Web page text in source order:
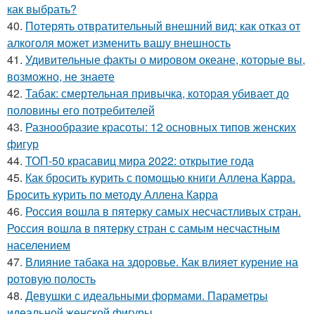
как выбрать?
40. Потерять отвратительный внешний вид: как отказ от
алкоголя может изменить вашу внешность
41. Удивительные факты о мировом океане, которые вы,
возможно, не знаете
42. Табак: смертельная привычка, которая убивает до
половины его потребителей
43. Разнообразие красоты: 12 основных типов женских
фигур
44. ТОП-50 красавиц мира 2022: открытие года
45. Как бросить курить с помощью книги Аллена Карра.
Бросить курить по методу Аллена Карра
46. Россия вошла в пятерку самых несчастливых стран.
Россия вошла в пятерку стран с самым несчастным
населением
47. Влияние табака на здоровье. Как влияет курение на
ротовую полость
48. Девушки с идеальными формами. Параметры